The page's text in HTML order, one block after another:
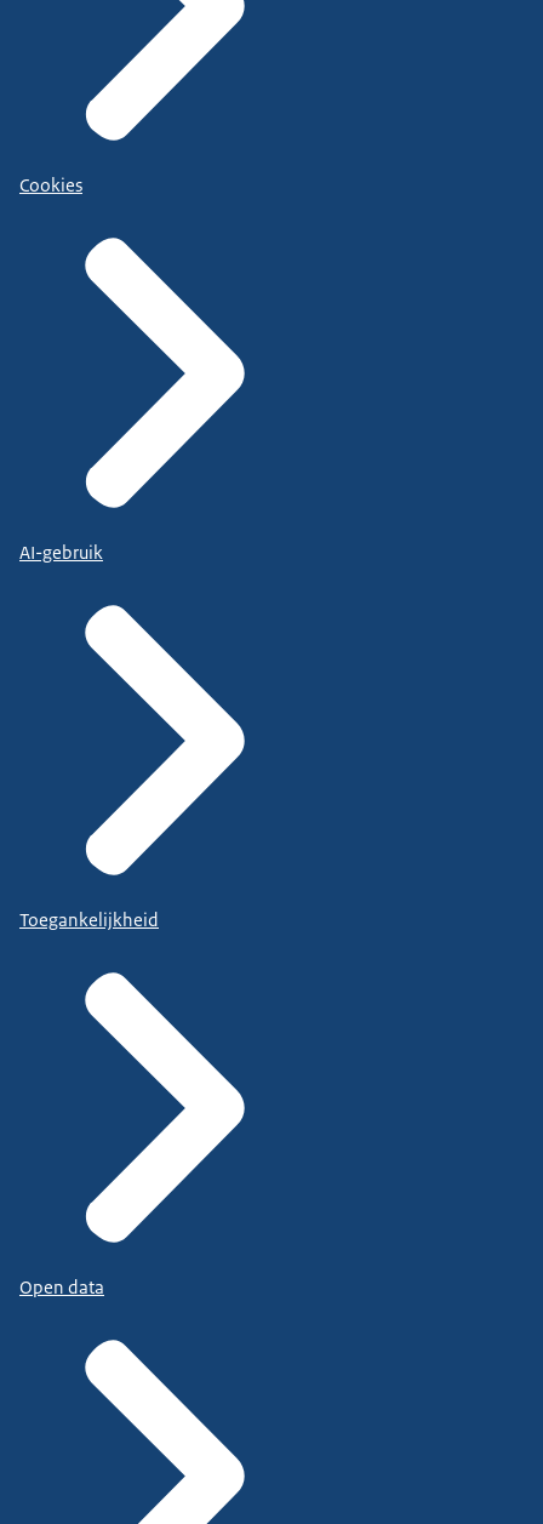
Cookies
AI-gebruik
Toegankelijkheid
Open data